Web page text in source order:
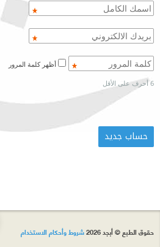
6 أحرف على الأقل
حقوق الطبع © أبجد 2026 شروط وأحكام الاستخدام